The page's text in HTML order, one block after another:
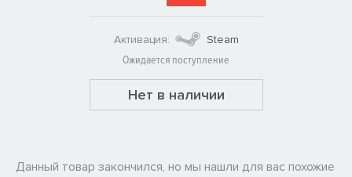
Активация:
Steam
Ожидается поступление
Нет в наличии
Данный товар закончился, но мы нашли для вас похожие